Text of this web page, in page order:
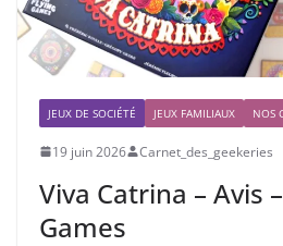
JEUX DE SOCIÉTÉ JEUX FAMILIAUX NOS
19 juin 2026 Carnet_des_geekeries
Viva Catrina – Avis
Games